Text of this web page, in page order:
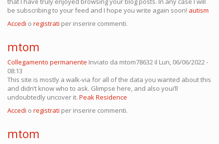
be subscribing to your feed and I hope you write again soon! autism
Accedi o registrati per inserire commenti.
mtom
Collegamento permanente Inviato da mtom78632 il Lun, 06/06/2022 -
08:13
This site is mostly a walk-via for all of the data you wanted about this
and didn’t know who to ask. Glimpse here, and also youi’ll
undoubtedly uncover it. Peak Residence
Accedi o registrati per inserire commenti.
mtom